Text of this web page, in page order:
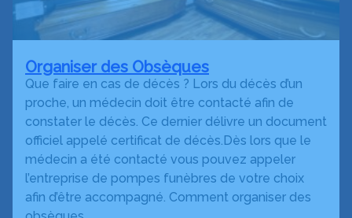
Organiser des Obsèques
Que faire en cas de décès ? Lors du décès d’un
proche, un médecin doit être contacté afin de
constater le décès. Ce dernier délivre un document
officiel appelé certificat de décès.Dès lors que le
médecin a été contacté vous pouvez appeler
l’entreprise de pompes funèbres de votre choix
afin d’être accompagné. Comment organiser des